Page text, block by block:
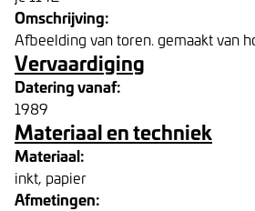
Omschrijving:
Afbeelding van toren. gemaakt van
Vervaardiging
Datering vanaf:
1989
Materiaal en techniek
Materiaal:
inkt, papier
Afmetingen: